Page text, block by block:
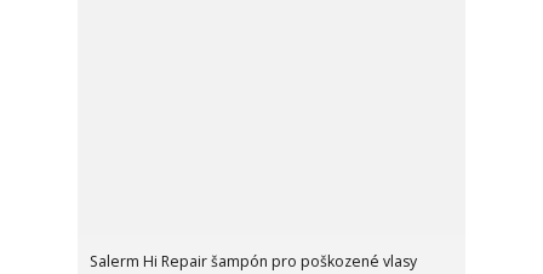
Salerm Hi Repair šampón pro poškozené vlasy